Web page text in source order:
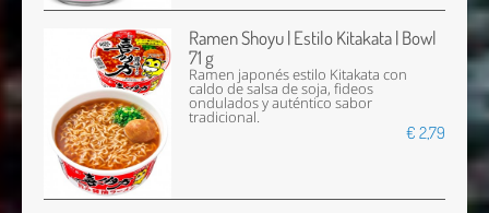
Ramen Shoyu | Estilo Kitakata | Bowl
71 g
Ramen japonés estilo Kitakata con
caldo de salsa de soja, fideos
ondulados y auténtico sabor
tradicional.
€ 2,79